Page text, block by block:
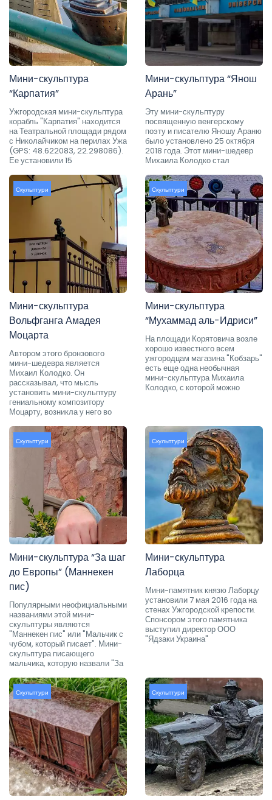
Мини-скульптура
“Карпатия”
Ужгородская мини-скульптура
корабль "Карпатия" находится
на Театральной площади рядом
с Николайчиком на перилах Ужа
(GPS: 48.622083, 22.298086).
Ее установили 15
Мини-скульптура “Янош
Арань”
Эту мини-скульптуру
посвященную венгерскому
поэту и писателю Яношу Араню
было установлено 25 октября
2018 года. Этот мини-шедевр
Михаила Колодко стал
Скульптури
Мини-скульптура
Вольфганга Амадея
Моцарта
Автором этого бронзового
мини-шедевра является
Михаил Колодко. Он
рассказывал, что мысль
установить мини-скульптуру
гениальному композитору
Моцарту, возникла у него во
Скульптури
Мини-скульптура
“Мухаммад аль-Идриси”
На площади Корятовича возле
хорошо известного всем
ужгородцам магазина "Кобзарь"
есть еще одна необычная
мини-скульптура Михаила
Колодко, с которой можно
Скульптури
Мини-скульптура “За шаг
до Европы” (Маннекен
пис)
Популярными неофициальными
названиями этой мини-
скульптуры являются
"Маннекен пис" или "Мальчик с
чубом, который писает". Мини-
скульптура писающего
мальчика, которую назвали "За
Скульптури
Мини-скульптура
Лаборца
Мини-памятник князю Лаборцу
установили 7 мая 2016 года на
стенах Ужгородской крепости.
Спонсором этого памятника
выступил директор ООО
"Ядзаки Украина"
Скульптури Скульптури